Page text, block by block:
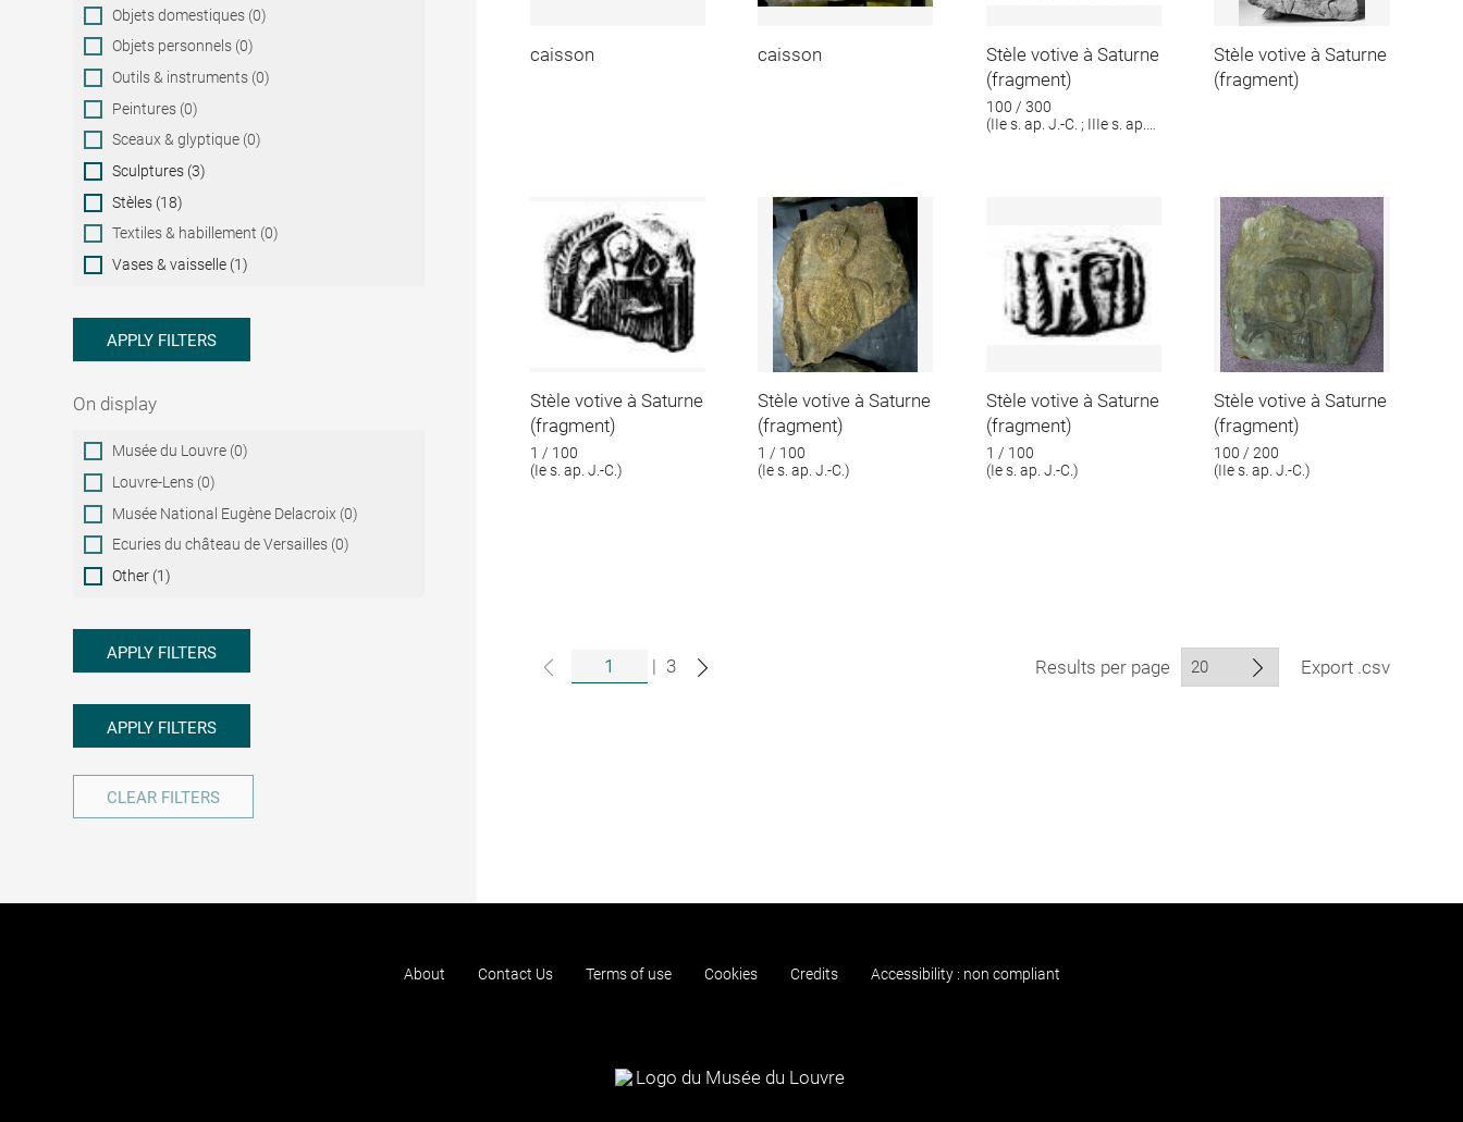
Objets domestiques (0)
Objets personnels (0)
Outils & instruments (0)
Peintures (0)
Sceaux & glyptique (0)
Sculptures (3)
Stèles (18)
Textiles & habillement (0)
Vases & vaisselle (1)
APPLY FILTERS
On display
On
display
Musée du Louvre (0)
Louvre-Lens (0)
Musée National Eugène Delacroix (0)
Ecuries du château de Versailles (0)
Other (1)
APPLY FILTERS
APPLY FILTERS
CLEAR FILTERS
caisson caisson
Stèle votive à Saturne
(fragment)
100 / 300
(IIe s. ap. J.-C. ; IIIe s. ap.
Stèle votive à Saturne
(fragment)
Stèle votive à Saturne
(fragment)
1 / 100
(Ie s. ap. J.-C.)
Stèle votive à Saturne
(fragment)
1 / 100
(Ie s. ap. J.-C.)
Stèle votive à Saturne
(fragment)
1 / 100
(Ie s. ap. J.-C.)
Stèle votive à Saturne
(fragment)
100 / 200
(IIe s. ap. J.-C.)
| 3 Results per page Export .csv
About Contact Us Terms of use Cookies Credits Accessibility : non compliant